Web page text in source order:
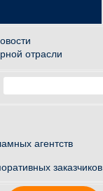
отрасли
агентств
заказчиков